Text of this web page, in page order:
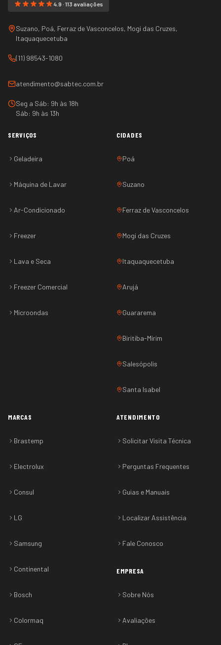
4.9 · 113 avaliações
Suzano, Poá, Ferraz de Vasconcelos, Mogi das Cruzes,
Itaquaquecetuba
(11) 98543-1080
atendimento@sabtec.com.br
Seg a Sáb: 9h às 18h
Sáb: 9h às 13h
SERVIÇOS
Geladeira
Máquina de Lavar
Ar-Condicionado
Freezer
Lava e Seca
Freezer Comercial
Microondas
CIDADES
Poá
Suzano
Ferraz de Vasconcelos
Mogi das Cruzes
Itaquaquecetuba
Arujá
Guararema
Biritiba-Mirim
Salesópolis
Santa Isabel
MARCAS
Brastemp
Electrolux
Consul
LG
Samsung
Continental
Bosch
Colormaq
ATENDIMENTO
Solicitar Visita Técnica
Perguntas Frequentes
Guias e Manuais
Localizar Assistência
Fale Conosco
EMPRESA
Sobre Nós
Avaliações